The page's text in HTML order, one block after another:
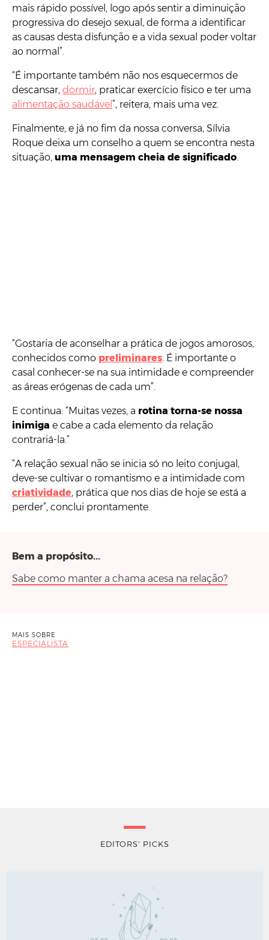
mais rápido possível, logo após sentir a diminuição
progressiva do desejo sexual, de forma a identificar
as causas desta disfunção e a vida sexual poder voltar
ao normal”.
“É importante também não nos esquecermos de
descansar, dormir, praticar exercício físico e ter uma
alimentação saudável ”, reitera, mais uma vez.
Finalmente, e já no fim da nossa conversa, Sílvia
Roque deixa um conselho a quem se encontra nesta
situação, uma mensagem cheia de significado
“Gostaria de aconselhar a prática de jogos amorosos,
conhecidos como preliminares . É importante o
casal conhecer-se na sua intimidade e compreender
as áreas erógenas de cada um”.
E continua: “Muitas vezes, a rotina torna-se nossa
inimiga e cabe a cada elemento da relação
contrariá-la.”
“A relação sexual não se inicia só no leito conjugal,
deve-se cultivar o romantismo e a intimidade com
criatividade, prática que nos dias de hoje se está a
perder”, conclui prontamente.
Bem a propósito...
Sabe como manter a chama acesa na relação?
MAIS SOBRE
ESPECIALISTA
EDITORS' PICKS